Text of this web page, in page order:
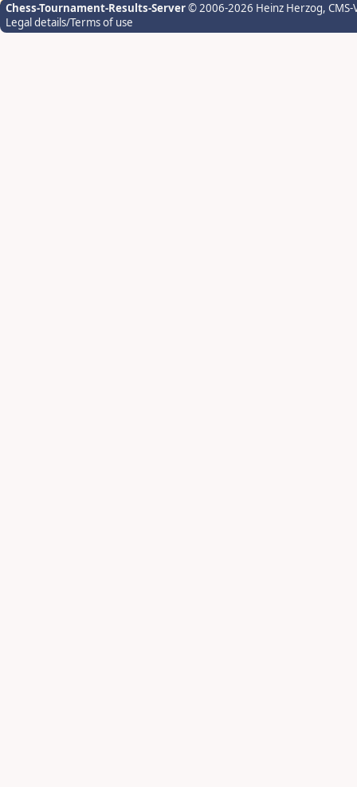
Chess-Tournament-Results-Server© 2006-2026 Heinz Herzog,
Legal details/Terms of use